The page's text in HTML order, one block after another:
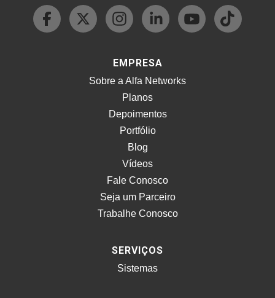
EMPRESA
Sobre a Alfa Networks
Planos
Depoimentos
Portfólio
Blog
Vídeos
Fale Conosco
Seja um Parceiro
Trabalhe Conosco
SERVIÇOS
Sistemas